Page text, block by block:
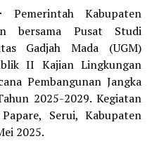
Pemerintah Kabupaten
bersama Pusat Studi
Gadjah Mada (UGM)
II Kajian Lingkungan
Pembangunan Jangka
2025-2029. Kegiatan
Serui, Kabupaten
2025.